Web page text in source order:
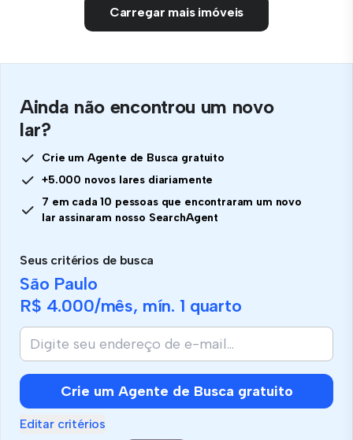
Carregar mais imóveis
Ainda não encontrou um novo
lar?
Crie um Agente de Busca gratuito
+5.000 novos lares diariamente
7 em cada 10 pessoas que encontraram um novo
lar assinaram nosso SearchAgent
Seus critérios de busca
São Paulo
R$ 4.000/mês, mín. 1 quarto
Crie um Agente de Busca gratuito
Editar critérios